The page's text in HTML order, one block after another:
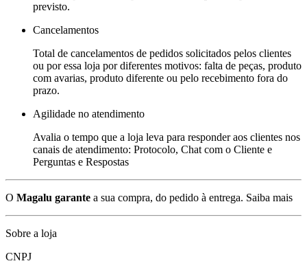
previsto.
Cancelamentos
Total de cancelamentos de pedidos solicitados pelos clientes
ou por essa loja por diferentes motivos: falta de peças, produto
com avarias, produto diferente ou pelo recebimento fora do
prazo.
Agilidade no atendimento
Avalia o tempo que a loja leva para responder aos clientes nos
canais de atendimento: Protocolo, Chat com o Cliente e
Perguntas e Respostas
O Magalu garante a sua compra, do pedido à entrega. Saiba mais
Sobre a loja
CNPJ